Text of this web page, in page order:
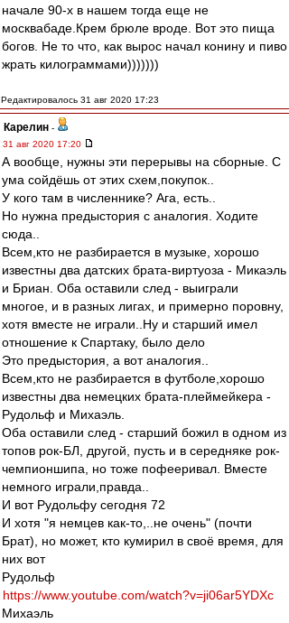
начале 90-х в нашем тогда еще не
москвабаде.Крем брюле вроде. Вот это пища
богов. Не то что, как вырос начал конину и пиво
жрать килограммами)))))))
Редактировалось 31 авг 2020 17:23
Карелин -
31 авг 2020 17:20
А вообще, нужны эти перерывы на сборные. С
ума сойдёшь от этих схем,покупок..
У кого там в численнике? Ага, есть..
Но нужна предыстория с аналогия. Ходите
сюда..
Всем,кто не разбирается в музыке, хорошо
известны два датских брата-виртуоза - Микаэль
и Бриан. Оба оставили след - выиграли
многое, и в разных лигах, и примерно поровну,
хотя вместе не играли..Ну и старший имел
отношение к Спартаку, было дело
Это предыстория, а вот аналогия..
Всем,кто не разбирается в футболе,хорошо
известны два немецких брата-плеймейкера -
Рудольф и Михаэль.
Оба оставили след - старший божил в одном из
топов рок-БЛ, другой, пусть и в середняке рок-
чемпионшипа, но тоже пофееривал. Вместе
немного играли,правда..
И вот Рудольфу сегодня 72
И хотя "я немцев как-то,..не очень" (почти
Брат), но может, кто кумирил в своё время, для
них вот
Рудольф
https://www.youtube.com/watch?v=ji06ar5YDXc
Михаэль